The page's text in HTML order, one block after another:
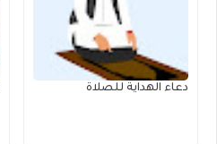
دعاء الهداية للصلاة